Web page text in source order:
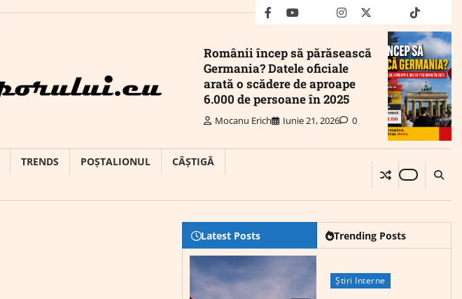
facebookyoutubeMailinstagram
twitter truthtiktok
Românii încep să părăsească
Germania? Datele oficiale
arată o scădere de aproape
6.000 de persoane în 2025
Mocanu Erich Iunie 21, 2026 0
TRENDS POȘTALIONUL
CÂȘTIGĂ
Latest Posts Trending Posts
Știri Interne